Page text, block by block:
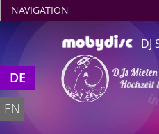
DJ
DJs Mieten
Hochzeit
in
NAVIGATION
DE
EN